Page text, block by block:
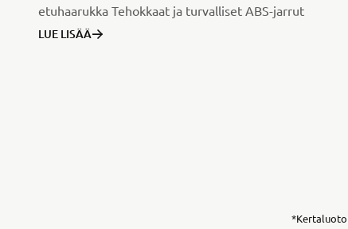
etuhaarukka Tehokkaat ja turvalliset ABS-jarrut
LUE LISÄÄ